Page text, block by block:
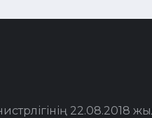
22.08.2018